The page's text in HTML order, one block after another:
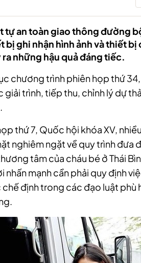
tự an toàn giao thông đường
bị ghi nhận hình ảnh và thiết
những hậu quả đáng tiếc.
chương trình phiên họp thứ
giải trình, tiếp thu, chỉnh lý dự
thứ 7, Quốc hội khóa XV,
nghiêm ngặt về quy trình đưa
tâm của cháu bé ở Thái
nhấn mạnh cần phải quy định
định trong các đạo luật phù